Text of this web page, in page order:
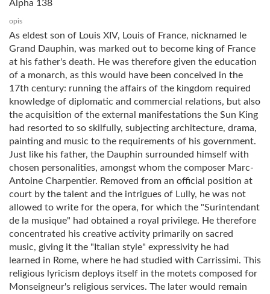
Alpha 138
opis
As eldest son of Louis XIV, Louis of France, nicknamed le
Grand Dauphin, was marked out to become king of France
at his father's death. He was therefore given the education
of a monarch, as this would have been conceived in the
17th century: running the affairs of the kingdom required
knowledge of diplomatic and commercial relations, but also
the acquisition of the external manifestations the Sun King
had resorted to so skilfully, subjecting architecture, drama,
painting and music to the requirements of his government.
Just like his father, the Dauphin surrounded himself with
chosen personalities, amongst whom the composer Marc-
Antoine Charpentier. Removed from an official position at
court by the talent and the intrigues of Lully, he was not
allowed to write for the opera, for which the "Surintendant
de la musique" had obtained a royal privilege. He therefore
concentrated his creative activity primarily on sacred
music, giving it the "Italian style" expressivity he had
learned in Rome, where he had studied with Carrissimi. This
religious lyricism deploys itself in the motets composed for
Monseigneur's religious services. The later would remain